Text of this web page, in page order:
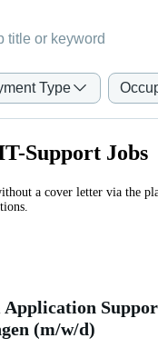
Type
Support Jobs
a cover letter via the
(m/w/d)